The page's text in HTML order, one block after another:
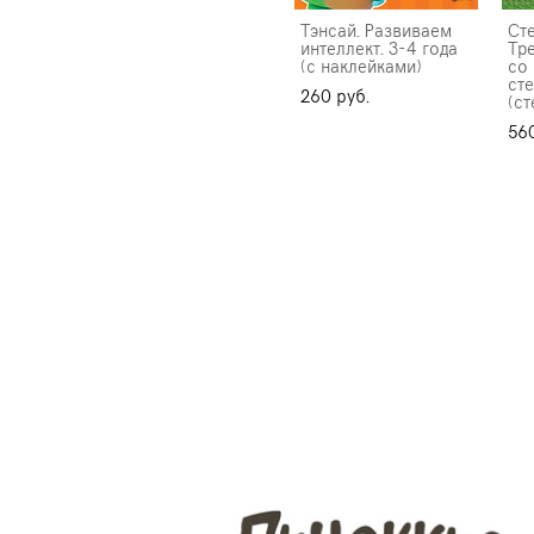
Тэнсай. Развиваем
интеллект. 3-4 года
(с наклейками)
260 pуб.
со